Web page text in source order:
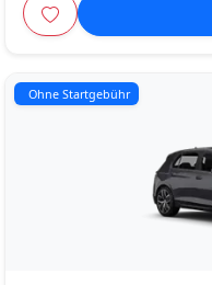
Ohne Startgebühr